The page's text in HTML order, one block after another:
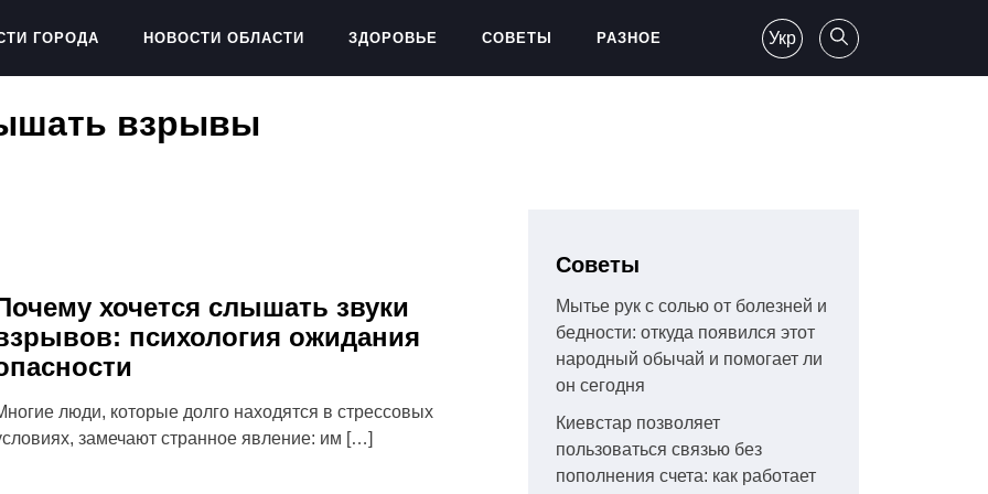
ГОРОДА НОВОСТИ ОБЛАСТИ ЗДОРОВЬЕ СОВЕТЫ РАЗНОЕ Укр
взрывы
хочется слышать звуки
психология ожидания
люди, которые долго находятся в стрессовых
замечают странное явление: им […]
Советы
Мытье рук с солью от болезней и
бедности: откуда появился этот
народный обычай и помогает ли
он сегодня
Киевстар позволяет
пользоваться связью без
пополнения счета: как работает